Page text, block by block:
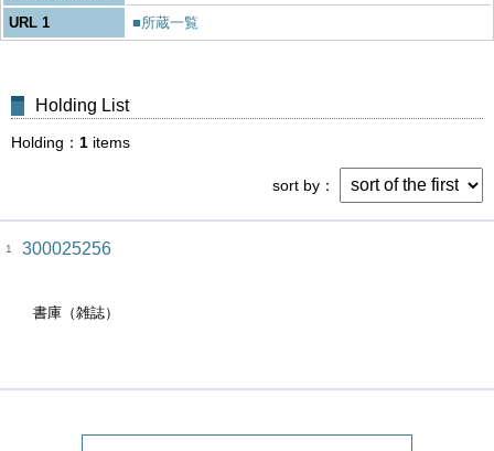
URL 1 ■所蔵一覧
Holding List
Holding 1 items
sort by
1 300025256
書庫（雑誌）